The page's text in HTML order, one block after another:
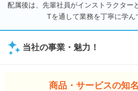
配属後は、先輩社員がインストラクター
Tを通して業務を丁寧に学ん
当社の事業・魅力！
商品・サービスの知